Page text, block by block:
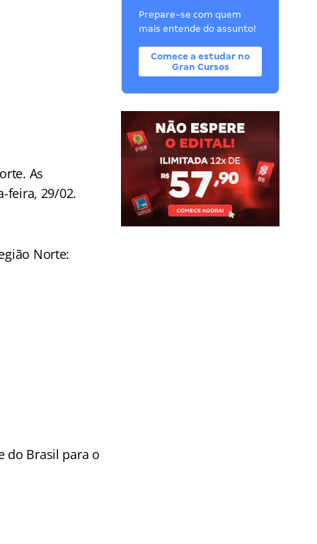
As
feira, 29/02.
Norte:
do Brasil para o
Prepare-se com quem
mais entende do assunto!
Comece a estudar no
Gran Cursos